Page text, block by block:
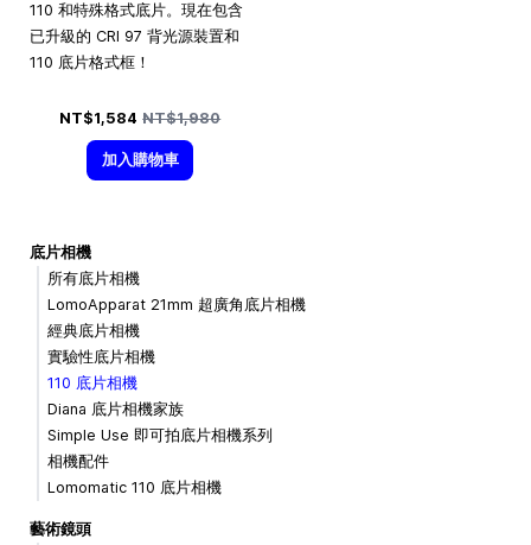
底片相機
所有底片相機
LomoApparat 21mm 超廣角底片相機
經典底片相機
實驗性底片相機
110 底片相機
Diana 底片相機家族
Simple Use 即可拍底片相機系列
相機配件
Lomomatic 110 底片相機
藝術鏡頭
110 和特殊格式底片。現在包含
已升級的 CRI 97 背光源裝置和
110 底片格式框！
Special Price
NT$1,584 Regular Price
NT$1,980
加入購物車